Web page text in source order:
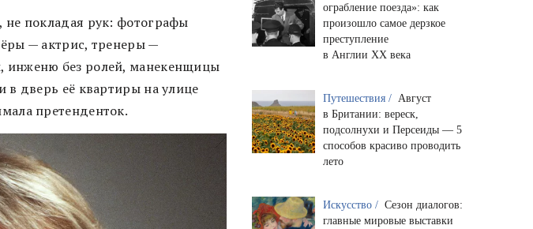
покладая рук: фотографы
— актрис, тренеры —
инженю без ролей, манекенщицы
в дверь её квартиры на улице
претенденток.
ограбление поезда»: как
произошло самое дерзкое
преступление
в Англии XX века
Путешествия / Август
в Британии: вереск,
подсолнухи и Персеиды — 5
способов красиво проводить
лето
Искусство / Сезон диалогов:
главные мировые выставки